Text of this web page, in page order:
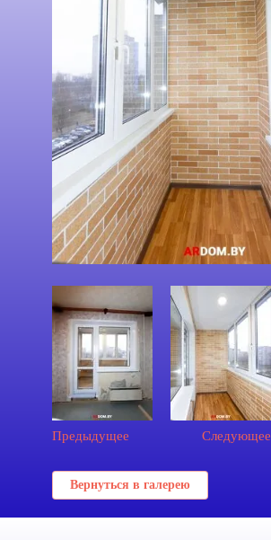
Предыдущее Следующее
Вернуться в галерею